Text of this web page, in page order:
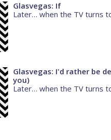
Glasvegas: If
Later… when the TV turns
Glasvegas: I'd rather be
you)
Later… when the TV turns